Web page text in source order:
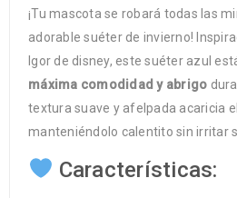
¡Tu mascota se robará todas las
adorable suéter de invierno!
Igor de disney, este suéter azul
máxima comodidad y abrigo
textura suave y afelpada acaricia
manteniéndolo calentito sin irritar
Características: